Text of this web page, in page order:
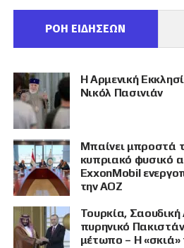
ΡΟΗ ΕΙΔΗΣΕΩΝ
Η Αρμενική
Νικόλ Πασινιάν
Μπαίνει μπροστά
κυπριακό φυσικό
ExxonMobil
την ΑΟΖ
Τουρκία,
πυρηνικό
μέτωπο – Η «σκιά»